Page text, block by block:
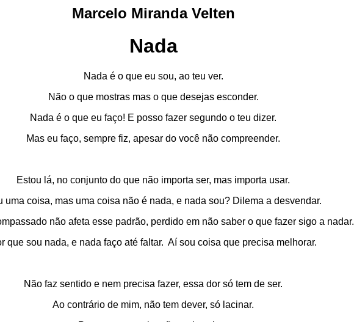
Marcelo Miranda Velten
Nada
Nada é o que eu sou, ao teu ver.
Não o que mostras mas o que desejas esconder.
Nada é o que eu faço! E posso fazer segundo o teu dizer.
Mas eu faço, sempre fiz, apesar do você não compreender.
Estou lá, no conjunto do que não importa ser, mas importa usar.
uma coisa, mas uma coisa não é nada, e nada sou? Dilema a desvendar.
não afeta esse padrão, perdido em não saber o que fazer sigo a nadar.
que sou nada, e nada faço até faltar. Aí sou coisa que precisa melhorar.
Não faz sentido e nem precisa fazer, essa dor só tem de ser.
Ao contrário de mim, não tem dever, só lacinar.